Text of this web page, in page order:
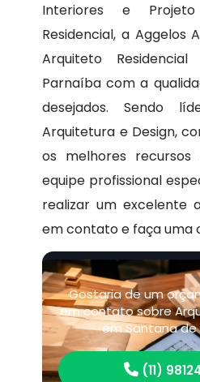
Interiores e
Residencial, a Aggelos
Arquiteto
Parnaíba com a
desejados. Sendo
Arquitetura e Design,
os melhores
equipe profissional
realizar um excelente
em contato e faça uma
Gostaria de um
em contato sobre
em Santana de
(11)